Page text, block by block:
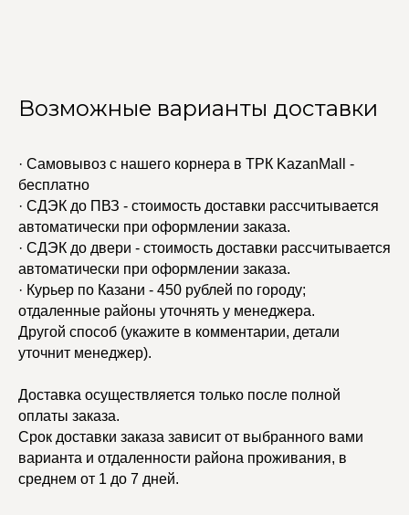
Возможные варианты доставки
· Самовывоз с нашего корнера в ТРК KazanMall -
бесплатно
· СДЭК до ПВЗ - стоимость доставки рассчитывается
автоматически при оформлении заказа.
· СДЭК до двери - стоимость доставки рассчитывается
автоматически при оформлении заказа.
· Курьер по Казани - 450 рублей по городу;
отдаленные районы уточнять у менеджера.
Другой способ (укажите в комментарии, детали
уточнит менеджер).
Доставка осуществляется только после полной
оплаты заказа.
Срок доставки заказа зависит от выбранного вами
варианта и отдаленности района проживания, в
среднем от 1 до 7 дней.